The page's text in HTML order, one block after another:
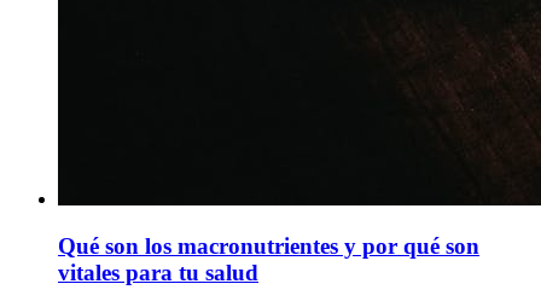
Qué son los macronutrientes y por qué son
vitales para tu salud